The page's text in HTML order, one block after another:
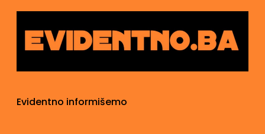
Evidentno informišemo